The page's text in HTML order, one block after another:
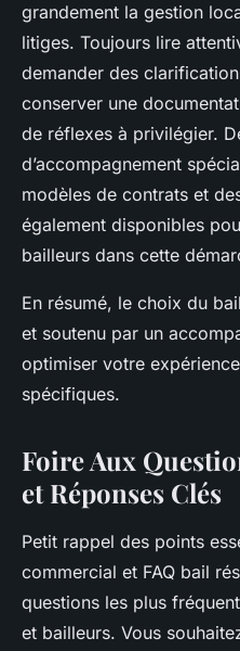
grandement la gestion
litiges. Toujours lire
demander des
conserver une
de réflexes à privilégier.
d’accompagnement
modèles de contrats et
également disponibles
bailleurs dans cette
En résumé, le choix du
et soutenu par un
optimiser votre
spécifiques.
Foire Aux
et Réponses Clés
Petit rappel des points
commercial et FAQ bail
questions les plus
et bailleurs. Vous